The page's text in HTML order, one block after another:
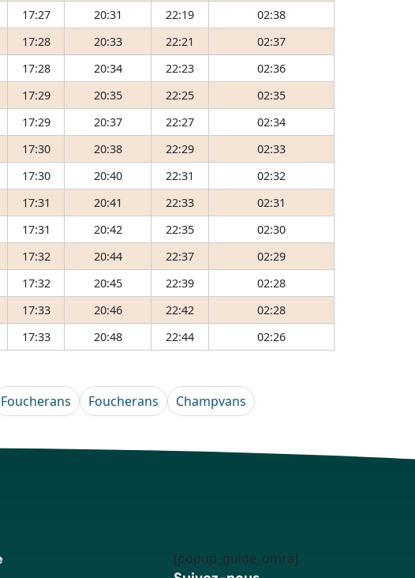
17:27 20:31 22:19
02:38
17:28 20:33 22:21
02:37
17:28 20:34 22:23
02:36
17:29 20:35 22:25
02:35
17:29 20:37 22:27
02:34
17:30 20:38 22:29
02:33
17:30 20:40 22:31
02:32
17:31 20:41 22:33
02:31
17:31 20:42 22:35
02:30
17:32 20:44 22:37
02:29
17:32 20:45 22:39
02:28
17:33 20:46 22:42
02:28
17:33 20:48 22:44 02:26
Foucherans Foucherans
Champvans
[popup_guide_omra]